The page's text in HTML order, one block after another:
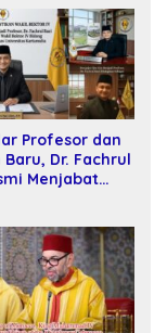
Profesor dan
Dr. Fachrul
Menjabat